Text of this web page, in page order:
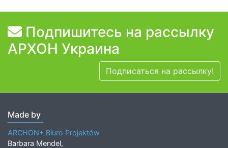
Подпишитесь на рассылку
АРХОН Украина
Подписаться на рассылку!
Made by
ARCHON+ Biuro Projektów
Barbara Mendel,